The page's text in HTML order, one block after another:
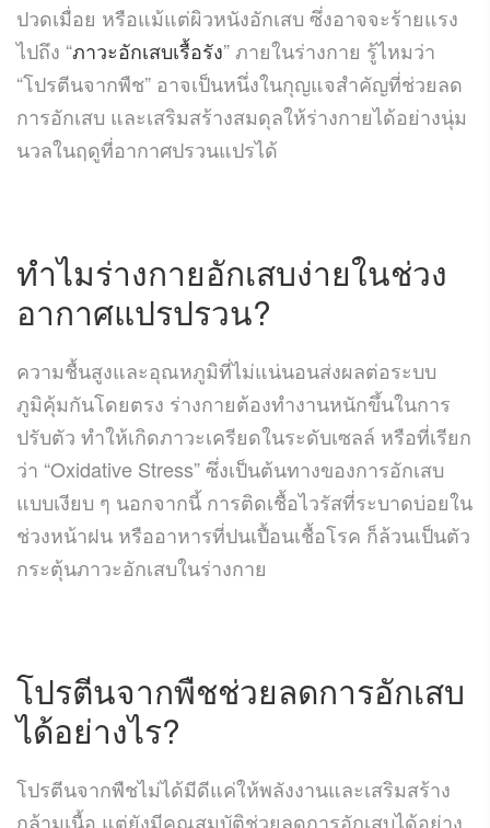
ปวดเมื่อย หรือแม้แต่ผิวหนังอักเสบ ซึ่งอาจจะร้ายแรง
ไปถึง “ภาวะอักเสบเรื้อรัง” ภายในร่างกาย รู้ไหมว่า
“โปรตีนจากพืช” อาจเป็นหนึ่งในกุญแจสำคัญที่ช่วยลด
การอักเสบ และเสริมสร้างสมดุลให้ร่างกายได้อย่างนุ่ม
นวลในฤดูที่อากาศปรวนแปรได้
ทำไมร่างกายอักเสบง่ายในช่วง
อากาศแปรปรวน?
ความชื้นสูงและอุณหภูมิที่ไม่แน่นอนส่งผลต่อระบบ
ภูมิคุ้มกันโดยตรง ร่างกายต้องทำงานหนักขึ้นในการ
ปรับตัว ทำให้เกิดภาวะเครียดในระดับเซลล์ หรือที่เรียก
ว่า “Oxidative Stress” ซึ่งเป็นต้นทางของการอักเสบ
แบบเงียบ ๆ นอกจากนี้ การติดเชื้อไวรัสที่ระบาดบ่อยใน
ช่วงหน้าฝน หรืออาหารที่ปนเปื้อนเชื้อโรค ก็ล้วนเป็นตัว
กระตุ้นภาวะอักเสบในร่างกาย
โปรตีนจากพืชช่วยลดการอักเสบ
ได้อย่างไร?
โปรตีนจากพืชไม่ได้มีดีแค่ให้พลังงานและเสริมสร้าง
กล้ามเนื้อ แต่ยังมีคุณสมบัติช่วยลดการอักเสบได้อย่าง